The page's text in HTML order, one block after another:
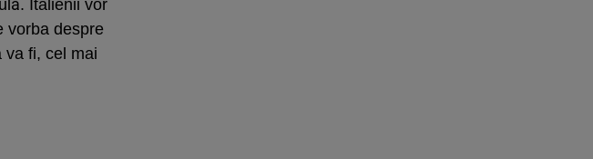
Italienii vor
vorba despre
va fi, cel mai